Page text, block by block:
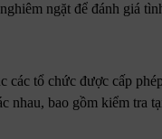
ngặt để đánh giá
các tổ chức được cấp
nhau, bao gồm kiểm tra